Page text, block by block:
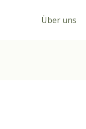
Über uns